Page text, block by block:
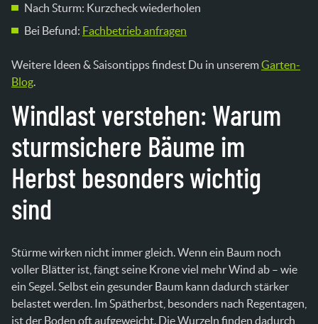
Nach Sturm: Kurzcheck wiederholen
Bei Befund: Fachbetrieb anfragen
Weitere Ideen & Saisontipps findest Du in unseremGarten-
Blog
Windlast verstehen: Warum
sturmsichere Bäume im
Herbst besonders wichtig
sind
Stürme wirken nicht immer gleich. Wenn ein Baum noch
voller Blätter ist, fängt seine Krone viel mehr Wind ab – wie
ein Segel. Selbst ein gesunder Baum kann dadurch stärker
belastet werden. Im Spätherbst, besonders nach Regentagen,
ist der Boden oft aufgeweicht. Die Wurzeln finden dadurch